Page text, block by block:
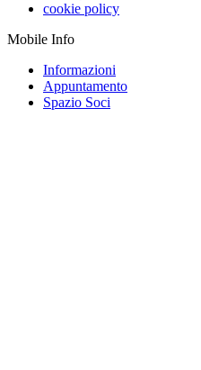
cookie policy
Mobile Info
Informazioni
Appuntamento
Spazio Soci